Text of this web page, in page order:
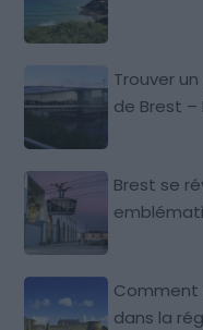
Trouver
de Brest
Brest se
Comment
dans la